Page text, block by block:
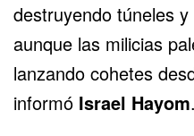
destruyendo túneles
aunque las milicias
lanzando cohetes
informó Israel Hayom.